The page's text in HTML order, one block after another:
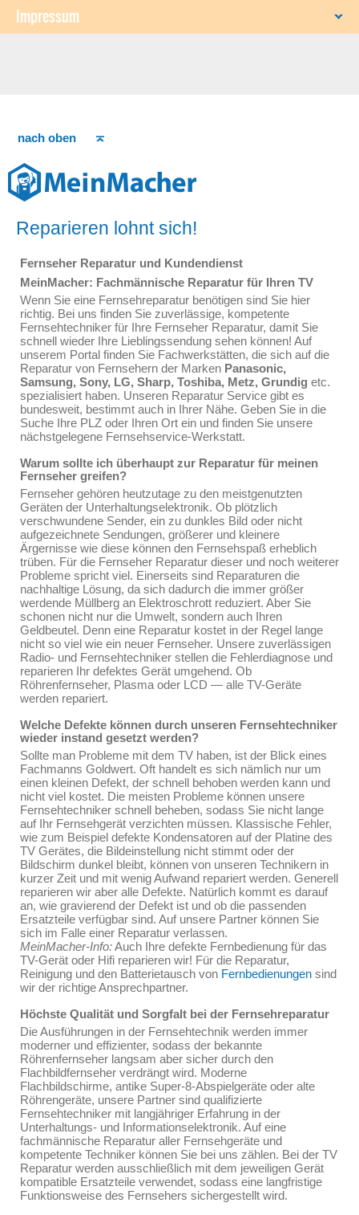
Impressum
nach oben
Reparieren lohnt sich!
Fernseher Reparatur und Kundendienst
MeinMacher: Fachmännische Reparatur für Ihren TV
Wenn Sie eine Fernsehreparatur benötigen sind Sie hier
richtig. Bei uns finden Sie zuverlässige, kompetente
Fernsehtechniker für Ihre Fernseher Reparatur, damit Sie
schnell wieder Ihre Lieblingssendung sehen können! Auf
unserem Portal finden Sie Fachwerkstätten, die sich auf die
Reparatur von Fernsehern der Marken Panasonic,
Samsung, Sony, LG, Sharp, Toshiba, Metz, Grundig etc.
spezialisiert haben. Unseren Reparatur Service gibt es
bundesweit, bestimmt auch in Ihrer Nähe. Geben Sie in die
Suche Ihre PLZ oder Ihren Ort ein und finden Sie unsere
nächstgelegene Fernsehservice-Werkstatt.
Warum sollte ich überhaupt zur Reparatur für meinen
Fernseher greifen?
Fernseher gehören heutzutage zu den meistgenutzten
Geräten der Unterhaltungselektronik. Ob plötzlich
verschwundene Sender, ein zu dunkles Bild oder nicht
aufgezeichnete Sendungen, größerer und kleinere
Ärgernisse wie diese können den Fernsehspaß erheblich
trüben. Für die Fernseher Reparatur dieser und noch weiterer
Probleme spricht viel. Einerseits sind Reparaturen die
nachhaltige Lösung, da sich dadurch die immer größer
werdende Müllberg an Elektroschrott reduziert. Aber Sie
schonen nicht nur die Umwelt, sondern auch Ihren
Geldbeutel. Denn eine Reparatur kostet in der Regel lange
nicht so viel wie ein neuer Fernseher. Unsere zuverlässigen
Radio- und Fernsehtechniker stellen die Fehlerdiagnose und
reparieren Ihr defektes Gerät umgehend. Ob
Röhrenfernseher, Plasma oder LCD — alle TV-Geräte
werden repariert.
Welche Defekte können durch unseren Fernsehtechniker
wieder instand gesetzt werden?
Sollte man Probleme mit dem TV haben, ist der Blick eines
Fachmanns Goldwert. Oft handelt es sich nämlich nur um
einen kleinen Defekt, der schnell behoben werden kann und
nicht viel kostet. Die meisten Probleme können unsere
Fernsehtechniker schnell beheben, sodass Sie nicht lange
auf Ihr Fernsehgerät verzichten müssen. Klassische Fehler,
wie zum Beispiel defekte Kondensatoren auf der Platine des
TV Gerätes, die Bildeinstellung nicht stimmt oder der
Bildschirm dunkel bleibt, können von unseren Technikern in
kurzer Zeit und mit wenig Aufwand repariert werden. Generell
reparieren wir aber alle Defekte. Natürlich kommt es darauf
an, wie gravierend der Defekt ist und ob die passenden
Ersatzteile verfügbar sind. Auf unsere Partner können Sie
sich im Falle einer Reparatur verlassen.
MeinMacher-Info:Auch Ihre defekte Fernbedienung für das
TV-Gerät oder Hifi reparieren wir! Für die Reparatur,
Reinigung und den Batterietausch von Fernbedienungen sind
wir der richtige Ansprechpartner.
Höchste Qualität und Sorgfalt bei der Fernsehreparatur
Die Ausführungen in der Fernsehtechnik werden immer
moderner und effizienter, sodass der bekannte
Röhrenfernseher langsam aber sicher durch den
Flachbildfernseher verdrängt wird. Moderne
Flachbildschirme, antike Super-8-Abspielgeräte oder alte
Röhrengeräte, unsere Partner sind qualifizierte
Fernsehtechniker mit langjähriger Erfahrung in der
Unterhaltungs- und Informationselektronik. Auf eine
fachmännische Reparatur aller Fernsehgeräte und
kompetente Techniker können Sie bei uns zählen. Bei der TV
Reparatur werden ausschließlich mit dem jeweiligen Gerät
kompatible Ersatzteile verwendet, sodass eine langfristige
Funktionsweise des Fernsehers sichergestellt wird.